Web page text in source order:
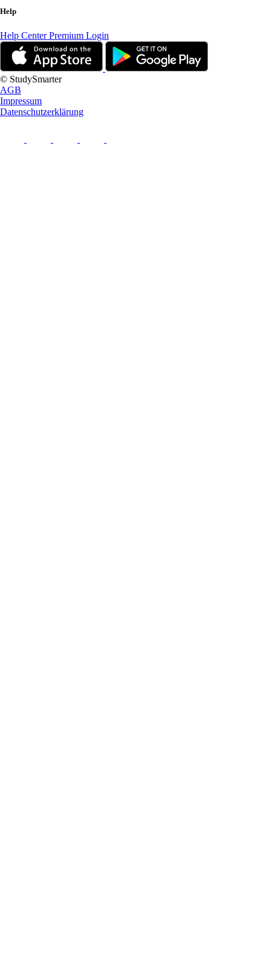
Help
Help CenterPremium Login
© StudySmarter
AGB
Impressum
Datenschutzerklärung